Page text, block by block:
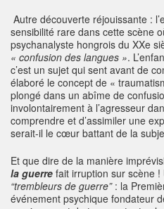
Autre découverte réjouissante :
sensibilité rare dans cette scène
psychanalyste hongrois du XXe
« confusion des langues ».
c’est un sujet qui sent avant de
élaboré le concept de «
plongé dans un abîme de
involontairement à l’agresseur
comprendre et d’assimiler une
serait-il le cœur battant de la
Et que dire de la manière
la guerre fait irruption sur scène
“trembleurs de guerre”: la
événement psychique fondateur